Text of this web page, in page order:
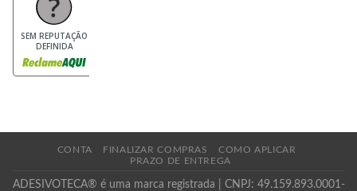
SEM REPUTAÇÃO
DEFINIDA
CONTA FINALIZAR COMPRAS
COMO APLICAR
PRAZO DE ENTREGA
ADESIVOTECA® é uma marca registrada | CNPJ: 49.159.893.0001-